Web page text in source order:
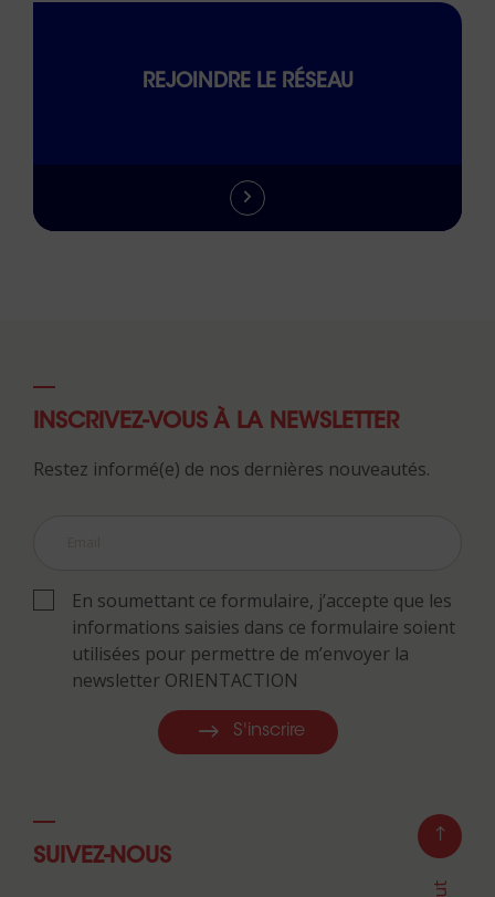
REJOINDRE LE RÉSEAU
INSCRIVEZ-VOUS À LA NEWSLETTER
Restez informé(e) de nos dernières nouveautés.
En soumettant ce formulaire, j’accepte que les
informations saisies dans ce formulaire soient
utilisées pour permettre de m’envoyer la
newsletter ORIENTACTION
S'inscrire
SUIVEZ-NOUS